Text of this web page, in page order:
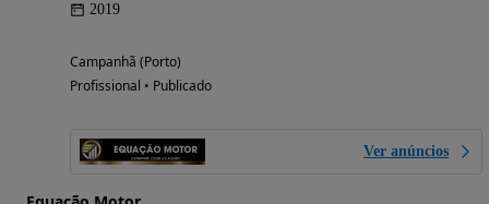
2019
Campanhã (Porto)
Profissional • Publicado
Ver anúncios